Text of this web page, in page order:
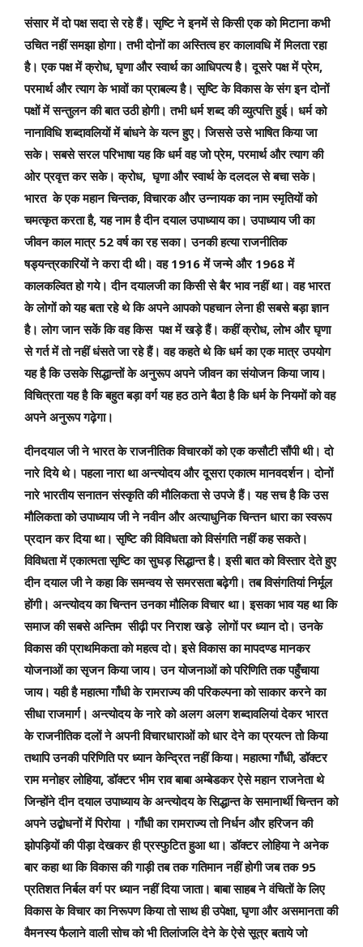
संसार में दो पक्ष सदा से रहे हैं। सृष्टि ने इनमें से किसी एक को मिटाना कभी
उचित नहीं समझा होगा। तभी दोनों का अस्तित्व हर कालावधि में मिलता रहा
है। एक पक्ष में क्रोध,घृणा और स्वार्थ का आधिपत्य है। दूसरे पक्ष में प्रेम,
परमार्थ और त्याग के भावों का प्राबल्य है। सृष्टि के विकास के संग इन दोनों
पक्षों में सन्तुलन की बात उठी होगी। तभी धर्म शब्द की व्युत्पत्ति हुई। धर्म को
नानाविधि शब्दावलियों में बांधने के यत्न हुए। जिससे उसे भाषित किया जा
सके। सबसे सरल परिभाषा यह कि धर्म वह जो प्रेम,परमार्थ और त्याग की
ओर प्रवृत्त कर सके। क्रोध,घृणा और स्वार्थ के दलदल से बचा सके।
भारत के एक महान चिन्तक,विचारक और उन्नायक का नाम स्मृतियों को
चमत्कृत करता है,यह नाम है दीन दयाल उपाध्याय का। उपाध्याय जी का
जीवन काल मात्र 52वर्ष का रह सका। उनकी हत्या राजनीतिक
षड्यन्त्रकारियों ने करा दी थी। वह 1916में जन्मे और 1968में
कालकल्वित हो गये। दीन दयालजी का किसी से बैर भाव नहीं था। वह भारत
के लोगों को यह बता रहे थे कि अपने आपको पहचान लेना ही सबसे बड़ा ज्ञान
है। लोग जान सकें कि वह किस पक्ष में खड़े हैं। कहीं क्रोध,लोभ और घृणा
से गर्त में तो नहीं धंसते जा रहे हैं। वह कहते थे कि धर्म का एक मात्र उपयोग
यह है कि उसके सिद्धान्तों के अनुरूप अपने जीवन का संयोजन किया जाय।
विचित्रता यह है कि बहुत बड़ा वर्ग यह हठ ठाने बैठा है कि धर्म के नियमों को वह
अपने अनुरूप गढ़ेगा।
दीनदयाल जी ने भारत के राजनीतिक विचारकों को एक कसौटी सौंपी थी। दो
नारे दिये थे। पहला नारा था अन्त्योदय और दूसरा एकात्म मानवदर्शन। दोनों
नारे भारतीय सनातन संस्कृति की मौलिकता से उपजे हैं। यह सच है कि उस
मौलिकता को उपाध्याय जी ने नवीन और अत्याधुनिक चिन्तन धारा का स्वरूप
प्रदान कर दिया था। सृष्टि की विविधता को विसंगति नहीं कह सकते।
विविधता में एकात्मता सृष्टि का सुघड़ सिद्धान्त है। इसी बात को विस्तार देते हुए
दीन दयाल जी ने कहा कि समन्वय से समरसता बढ़ेगी। तब विसंगतियां निर्मूल
होंगी। अन्त्योदय का चिन्तन उनका मौलिक विचार था। इसका भाव यह था कि
समाज की सबसे अन्तिम सीढ़ी पर निराश खड़े लोगों पर ध्यान दो। उनके
विकास की प्राथमिकता को महत्व दो। इसे विकास का मापदण्ड मानकर
योजनाओं का सृजन किया जाय। उन योजनाओं को परिणिति तक पहुँचाया
जाय। यही है महात्मा गाँधी के रामराज्य की परिकल्पना को साकार करने का
सीधा राजमार्ग। अन्त्योदय के नारे को अलग अलग शब्दावलियां देकर भारत
के राजनीतिक दलों ने अपनी विचारधाराओं को धार देने का प्रयत्न तो किया
तथापि उनकी परिणिति पर ध्यान केन्द्रित नहीं किया। महात्मा गाँधी,डॉक्टर
राम मनोहर लोहिया,डॉक्टर भीम राव बाबा अम्बेडकर ऐसे महान राजनेता थे
जिन्होंने दीन दयाल उपाध्याय के अन्त्योदय के सिद्धान्त के समानार्थी चिन्तन को
अपने उद्बोधनों में पिरोया । गाँधी का रामराज्य तो निर्धन और हरिजन की
झोपड़ियों की पीड़ा देखकर ही प्रस्फुटित हुआ था। डॉक्टर लोहिया ने अनेक
बार कहा था कि विकास की गाड़ी तब तक गतिमान नहीं होगी जब तक 95
प्रतिशत निर्बल वर्ग पर ध्यान नहीं दिया जाता। बाबा साहब ने वंचितों के लिए
विकास के विचार का निरूपण किया तो साथ ही उपेक्षा,घृणा और असमानता की
वैमनस्य फैलाने वाली सोच को भी तिलांजलि देने के ऐसे सूत्र बताये जो